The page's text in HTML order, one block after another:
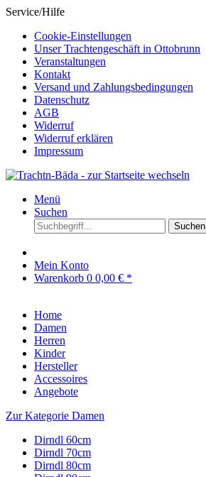
Service/Hilfe
Cookie-Einstellungen
Unser Trachtengeschäft in Ottobrunn
Veranstaltungen
Kontakt
Versand und Zahlungsbedingungen
Datenschutz
AGB
Widerruf
Widerruf erklären
Impressum
Menü
Suchen
Suchen
Mein Konto
Warenkorb 0 0,00 € *
Home
Damen
Herren
Kinder
Hersteller
Accessoires
Angebote
Zur Kategorie Damen
Dirndl 60cm
Dirndl 70cm
Dirndl 80cm